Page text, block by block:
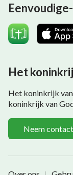
Het
Het koninkrijk
koninkrijk van
Neem